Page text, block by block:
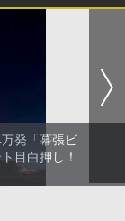
発「幕張ビ
目白押し！